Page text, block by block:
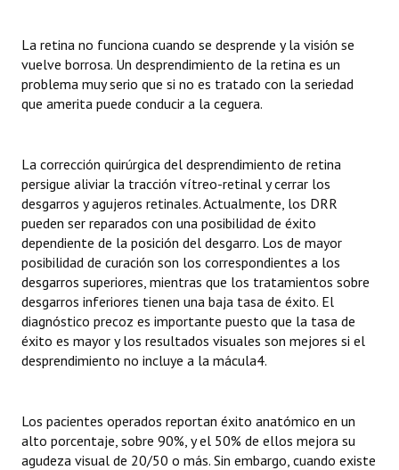
Audiencias Públicas - Registro
Mujeres que Dejaron Huellas - Registro
Ciudadano Ilustre - Registro
Banca del Vecino - Registro
Huéspedes de Honor - Registro
Antiguos Pobladores - Registro
Reconocimientos - Registro
Bariloche, Municipio intercultural
REFORMA DE LA CARTA ORGÁNICA
La retina no funciona cuando se desprende y la visión se
vuelve borrosa. Un desprendimiento de la retina es un
problema muy serio que si no es tratado con la seriedad
que amerita puede conducir a la ceguera.
La corrección quirúrgica del desprendimiento de retina
persigue aliviar la tracción vítreo-retinal y cerrar los
desgarros y agujeros retinales. Actualmente, los DRR
pueden ser reparados con una posibilidad de éxito
dependiente de la posición del desgarro. Los de mayor
posibilidad de curación son los correspondientes a los
desgarros superiores, mientras que los tratamientos sobre
desgarros inferiores tienen una baja tasa de éxito. El
diagnóstico precoz es importante puesto que la tasa de
éxito es mayor y los resultados visuales son mejores si el
desprendimiento no incluye a la mácula4.
Los pacientes operados reportan éxito anatómico en un
alto porcentaje, sobre 90%, y el 50% de ellos mejora su
agudeza visual de 20/50 o más. Sin embargo, cuando existe